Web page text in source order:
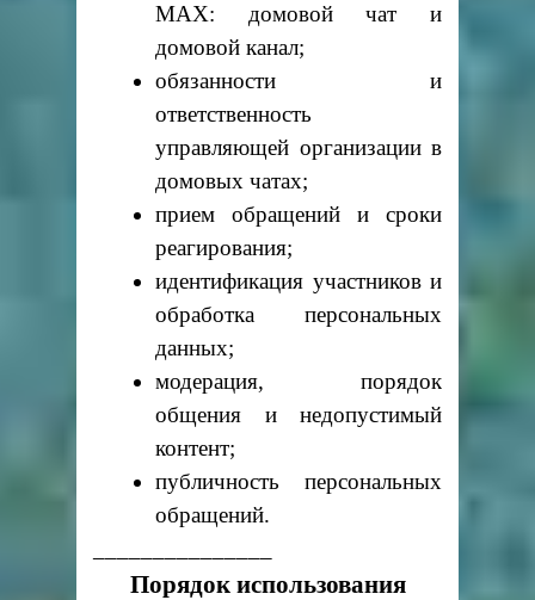
MAX: домовой чат и
домовой канал;
обязанности и
ответственность
управляющей организации в
домовых чатах;
прием обращений и сроки
реагирования;
идентификация участников и
обработка персональных
данных;
модерация, порядок
общения и недопустимый
контент;
публичность персональных
обращений.
Порядок использования